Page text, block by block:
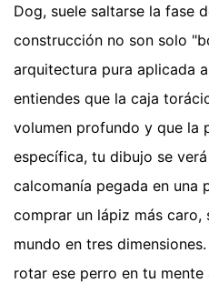
Dog, suele saltarse la fase
construcción no son solo
arquitectura pura aplicada
entiendes que la caja
volumen profundo y que la
específica, tu dibujo se
calcomanía pegada en una
comprar un lápiz más caro,
mundo en tres
rotar ese perro en tu